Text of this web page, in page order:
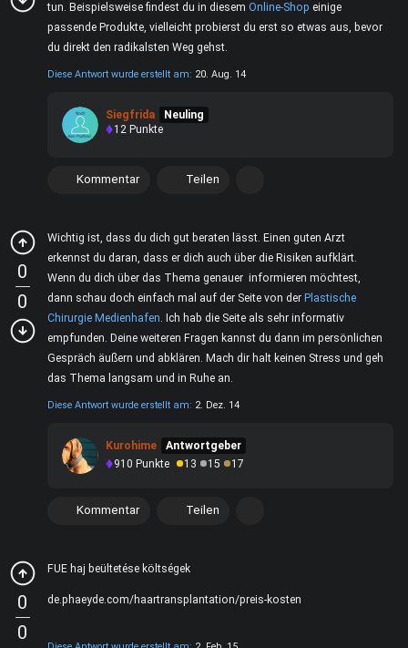
tun. Beispielsweise findest du in diesem Online-Shop einige
passende Produkte, vielleicht probierst du erst so etwas aus, bevor
du direkt den radikalsten Weg gehst.
Diese Antwort wurde erstellt am: 20. Aug. 14
Siegfrida
Neuling
12 Punkte
Kommentar Teilen
0
0
Wichtig ist, dass du dich gut beraten lässt. Einen guten Arzt
erkennst du daran, dass er dich auch über die Risiken aufklärt.
Wenn du dich über das Thema genauer informieren möchtest,
dann schau doch einfach mal auf der Seite von der Plastische
Chirurgie Medienhafen. Ich hab die Seite als sehr informativ
empfunden. Deine weiteren Fragen kannst du dann im persönlichen
Gespräch äußern und abklären. Mach dir halt keinen Stress und geh
das Thema langsam und in Ruhe an.
Diese Antwort wurde erstellt am: 2. Dez. 14
Kurohime
Antwortgeber
910 Punkte 13 15 17
Kommentar Teilen
0
0
FUE haj beültetése költségek
de.phaeyde.com/haartransplantation/preis-kosten